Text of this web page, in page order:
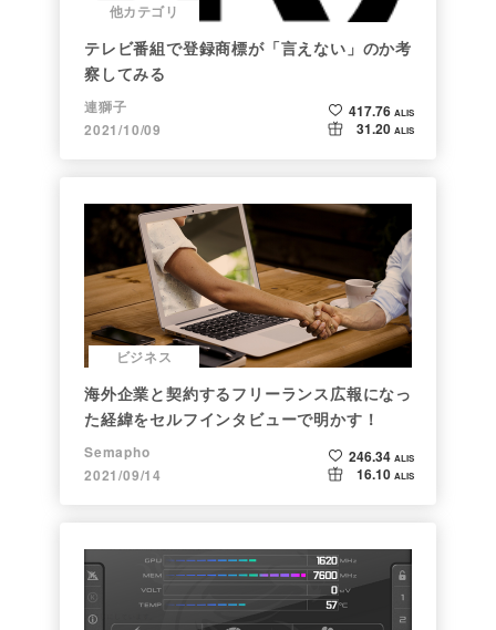
他カテゴリ
テレビ番組で登録商標が「言えない」のか考
察してみる
連獅子
2021/10/09
417.76 ALIS
31.20 ALIS
ビジネス
海外企業と契約するフリーランス広報になっ
た経緯をセルフインタビューで明かす！
Semapho
2021/09/14
246.34 ALIS
16.10 ALIS